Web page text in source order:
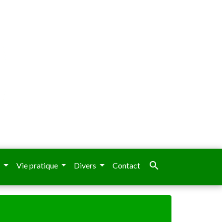
Vie pratique Divers Contact search